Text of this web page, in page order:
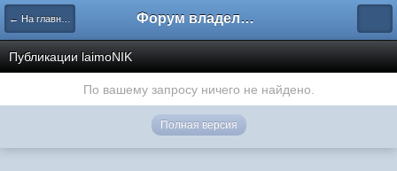
← На главную Форум владельцев интернет-магазинов
Публикации laimoNIK
По вашему запросу ничего не найдено.
Полная версия